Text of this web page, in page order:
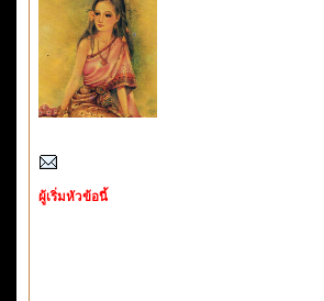
ผู้เริ่มหัวข้อนี้